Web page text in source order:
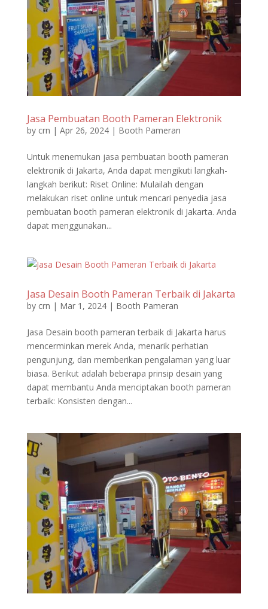
Jasa Pembuatan Booth Pameran Elektronik
by crn | Apr 26, 2024| Booth Pameran
Untuk menemukan jasa pembuatan booth pameran
elektronik di Jakarta, Anda dapat mengikuti langkah-
langkah berikut: Riset Online: Mulailah dengan
melakukan riset online untuk mencari penyedia jasa
pembuatan booth pameran elektronik di Jakarta. Anda
dapat menggunakan...
Jasa Desain Booth Pameran Terbaik di Jakarta
by crn | Mar 1, 2024| Booth Pameran
Jasa Desain booth pameran terbaik di Jakarta harus
mencerminkan merek Anda, menarik perhatian
pengunjung, dan memberikan pengalaman yang luar
biasa. Berikut adalah beberapa prinsip desain yang
dapat membantu Anda menciptakan booth pameran
terbaik: Konsisten dengan...